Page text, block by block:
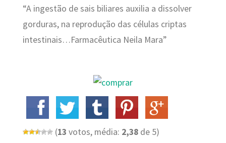
“A ingestão de sais biliares auxilia a dissolver
gorduras, na reprodução das células criptas
intestinais…Farmacêutica Neila Mara”
(13 votos, média: 2,38de 5)